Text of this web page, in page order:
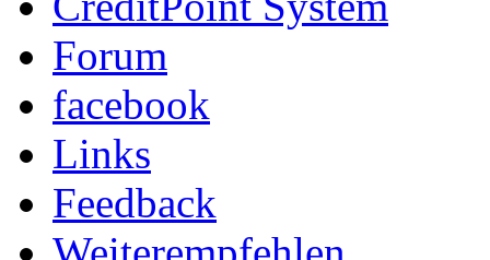
Forum
facebook
Links
Feedback